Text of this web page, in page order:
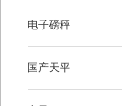
电子磅秤
国产天平